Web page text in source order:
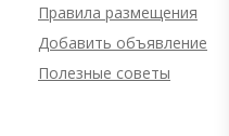
Правила размещения
Добавить объявление
Полезные советы